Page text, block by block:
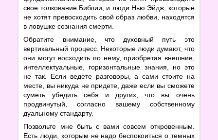
свое толкование Библии, и люди Нью Эйдж, которые
не хотят превосходить свой образ любви, находятся
в ловушке сознания смерти.
Обратите внимание, что духовный путь это
вертикальный процесс. Некоторые люди думают, что
они могут восходить по нему, приобретая внешние,
интеллектуальные, горизонтальные знания, но это
не так. Если ведете разговоры, а сами стоите на
месте, вы никуда не придете, даже если вы сможете
суметь убедить себя и других, что вы очень
продвинутый, согласно вашему собственному
дуальному стандарту.
Позвольте мне быть с вами совсем откровенным.
Есть люди, которым не надо беспокоиться о темных